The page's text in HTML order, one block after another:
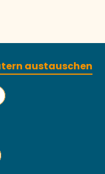
austauschen